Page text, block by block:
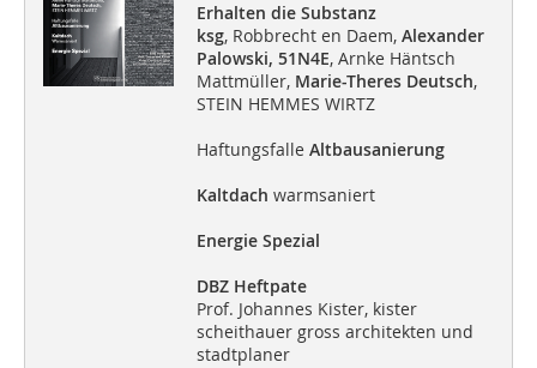
Erhalten die Substanz
ksg, Robbrecht en Daem,Alexander
Palowski, 51N4E, Arnke Häntsch
Mattmüller, Marie-Theres Deutsch,
STEIN HEMMES WIRTZ
Haftungsfalle Altbausanierung
Kaltdach warmsaniert
Energie Spezial
DBZ Heftpate
Prof. Johannes Kister, kister
scheithauer gross architekten und
stadtplaner